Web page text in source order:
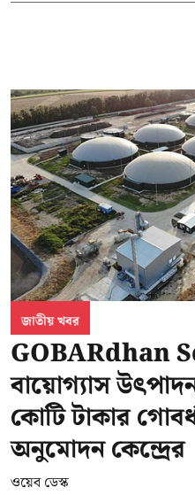
জাতীয় খবর
GOBARdhan
বায়োগ্যাস
কোটি টাকার
অনুমোদন কেন্দ্রের
ওয়েব ডেস্ক